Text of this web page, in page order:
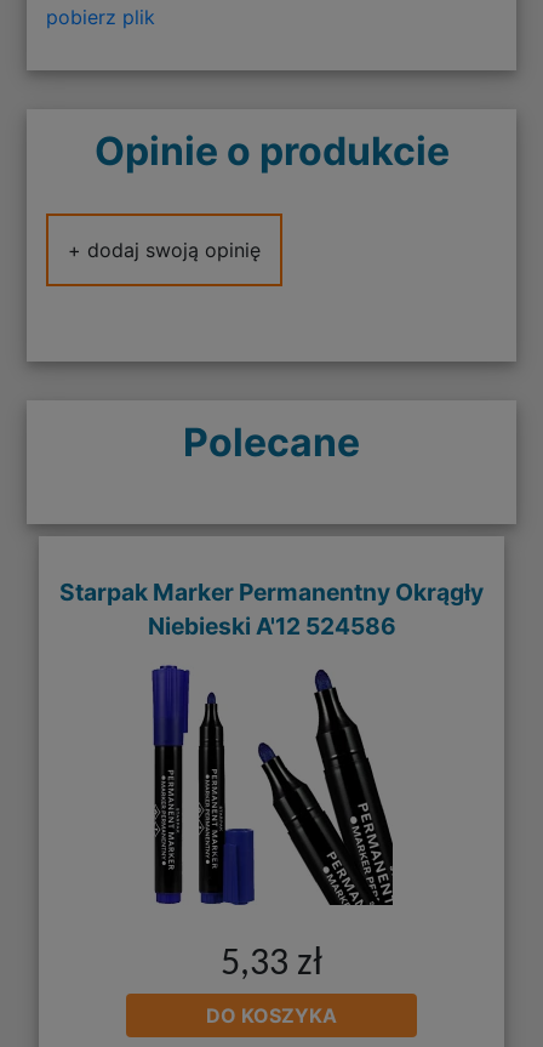
pobierz plik
Opinie o produkcie
+ dodaj swoją opinię
Polecane
Starpak Marker Permanentny Okrągły
Niebieski A'12 524586
5,33 zł
DO KOSZYKA